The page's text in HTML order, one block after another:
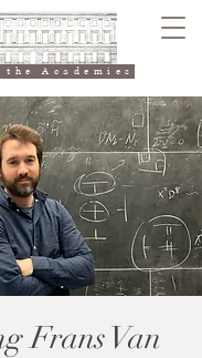
Academies
Frans Van